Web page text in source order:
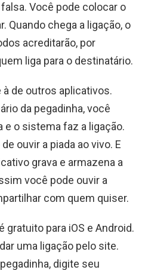
Você pode colocar o
Quando chega a ligação, o
acreditarão, por
liga para o destinatário.
de outros aplicativos.
da pegadinha, você
e o sistema faz a ligação.
ouvir a piada ao vivo. E
grava e armazena a
você pode ouvir a
com quem quiser.
gratuito para iOS e Android.
uma ligação pelo site.
digite seu